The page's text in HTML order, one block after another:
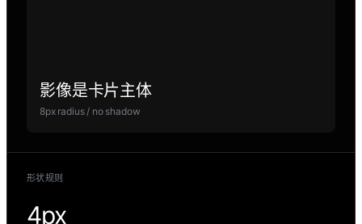
影像是卡片主体
8px radius / no shadow
形状规则
4px